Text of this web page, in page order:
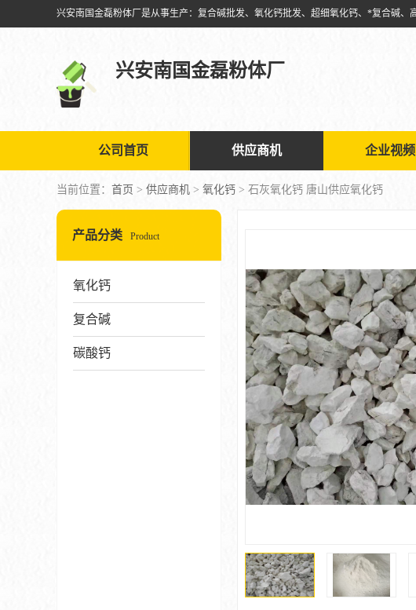
兴安南国金磊粉体厂
公司首页 供应商机 企业视频
当前位置： 首页 > 供应商机 > 氧化钙 > 石灰氧化钙 唐山供应氧化钙
产品分类 Product
氧化钙
复合碱
碳酸钙